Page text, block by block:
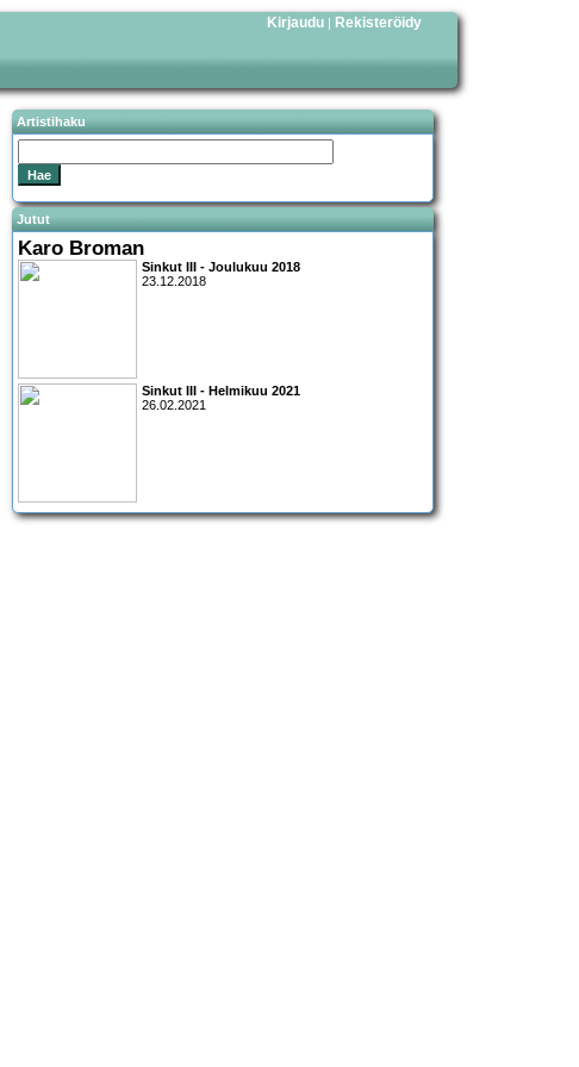
Kirjaudu | Rekisteröidy
Artistihaku
Jutut
Karo Broman
Sinkut III - Joulukuu 2018
23.12.2018
Sinkut III - Helmikuu 2021
26.02.2021